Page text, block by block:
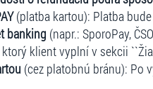
(platba kartou): Platba
banking (napr.: SporoPay,
klient vyplní v sekcii
(cez platobnú bránu): Po